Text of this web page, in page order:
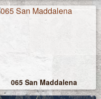
065 San Maddalena